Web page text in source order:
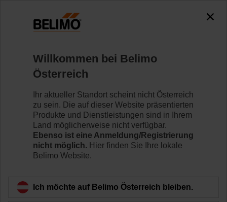
H6025X6P3-S2+NVC24A-SR-TPC
Mehr erfahren
Zurück zur Produktkategorie
Willkommen bei Belimo
Österreich
Ihr aktueller Standort scheint nicht Österreich
zu sein. Die auf dieser Website präsentierten
Produkte und Dienstleistungen sind in Ihrem
Land möglicherweise nicht verfügbar.
Ebenso ist eine Anmeldung/Registrierung
nicht möglich. Hier finden Sie Ihre lokale
Belimo Website.
Ich möchte auf Belimo Österreich bleiben.